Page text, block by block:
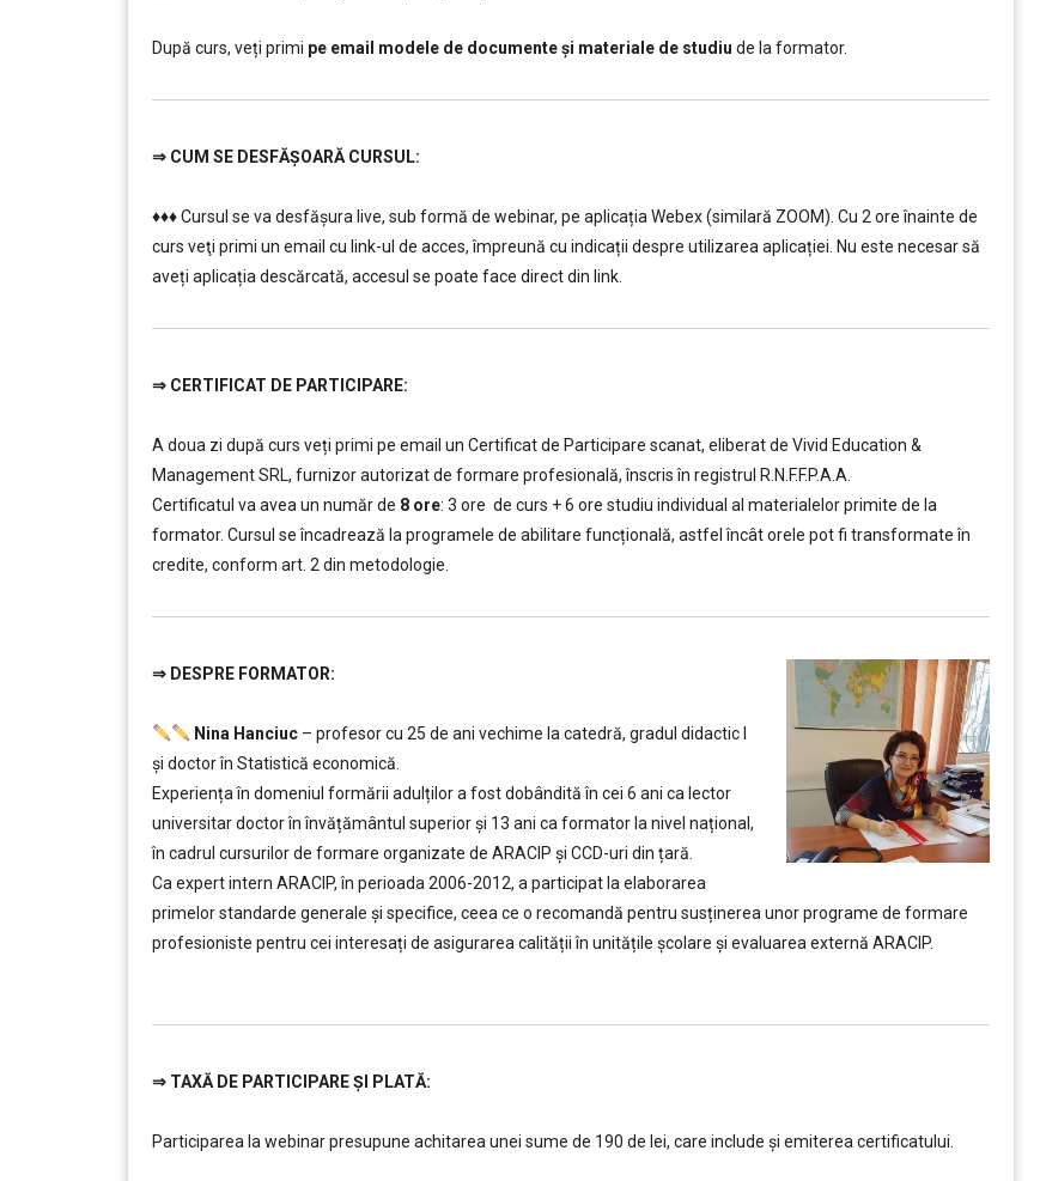
După curs, veți primi pe email modele de documente și materiale de studiu de la formator.
⇒ CUM SE DESFĂȘOARĂ CURSUL:
♦♦♦ Cursul se va desfășura live, sub formă de webinar, pe aplicația Webex (similară ZOOM). Cu 2 ore înainte de
curs veţi primi un email cu link-ul de acces, împreună cu indicații despre utilizarea aplicației. Nu este necesar să
aveți aplicația descărcată, accesul se poate face direct din link.
⇒ CERTIFICAT DE PARTICIPARE:
A doua zi după curs veți primi pe email un Certificat de Participare scanat, eliberat de Vivid Education &
Management SRL, furnizor autorizat de formare profesională, înscris în registrul R.N.F.F.P.A.A.
Certificatul va avea un număr de 8 ore: 3 ore de curs + 6 ore studiu individual al materialelor primite de la
formator. Cursul se încadrează la programele de abilitare funcțională, astfel încât orele pot fi transformate în
credite, conform art. 2 din metodologie.
⇒ DESPRE FORMATOR:
Nina Hanciuc– profesor cu 25 de ani vechime la catedră, gradul didactic I
şi doctor în Statistică economică.
Experiența în domeniul formării adulților a fost dobândită în cei 6 ani ca lector
universitar doctor în învățământul superior şi 13 ani ca formator la nivel național,
în cadrul cursurilor de formare organizate de ARACIP şi CCD-uri din țară.
Ca expert intern ARACIP, în perioada 2006-2012, a participat la elaborarea
primelor standarde generale şi specifice, ceea ce o recomandă pentru susținerea unor programe de formare
profesioniste pentru cei interesați de asigurarea calității în unitățile școlare și evaluarea externă ARACIP.
⇒ TAXĂ DE PARTICIPARE ȘI PLATĂ:
Participarea la webinar presupune achitarea unei sume de 190 de lei, care include şi emiterea certificatului.